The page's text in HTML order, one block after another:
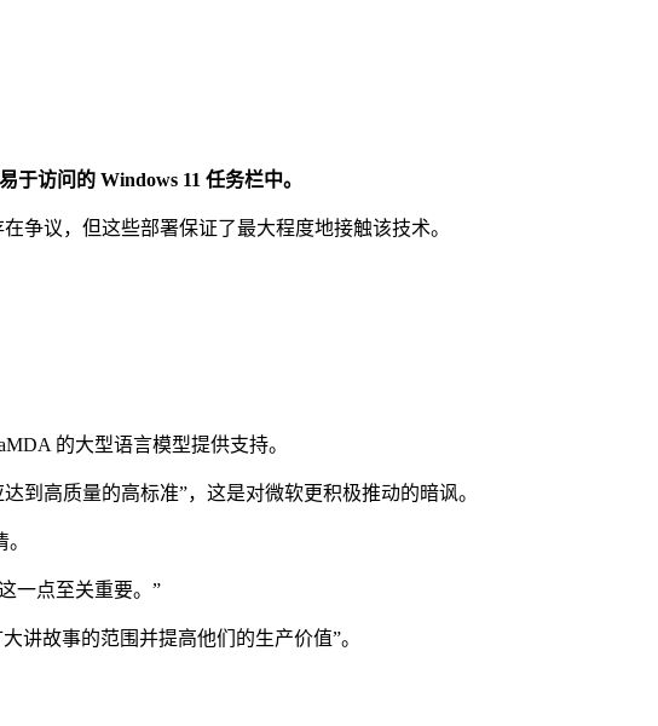
访问的 Windows 11 任务栏中。
争议，但这些部署保证了最大程度地接触该技术。
的大型语言模型提供支持。
到高质量的高标准”，这是对微软更积极推动的暗讽。
一点至关重要。”
讲故事的范围并提高他们的生产价值”。